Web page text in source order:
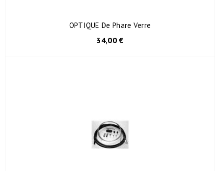
OPTIQUE De Phare Verre
34,00 €